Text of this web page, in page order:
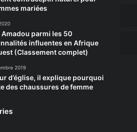
mariées
Amadou parmi les 50
influentes en Afrique
(Classement complet)
2019
d’église, il explique pourquoi
des chaussures de femme